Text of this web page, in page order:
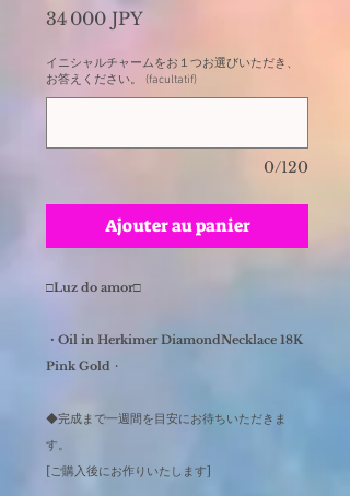
34 000 JPYPrix
イニシャルチャームをお１つお選びいただき、
お答えください。 (facultatif)
0/120
Ajouter au panier
□Luz do amor□
・Oil in Herkimer DiamondNecklace 18K
Pink Gold ・
◆完成まで一週間を目安にお待ちいただきま
す。
[ご購入後にお作りいたします]